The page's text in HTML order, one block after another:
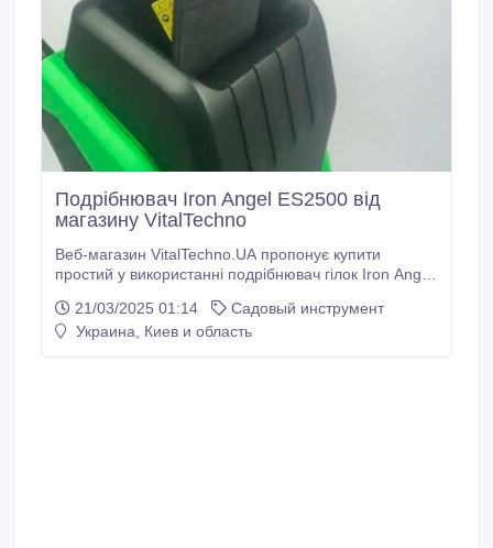
Подрібнювач Iron Angel ES2500 від
магазину VitalTechno
Веб-магазин VitalTechno.UA пропонує купити
простий у використанні подрібнювач гілок Iron Angel
Iron Angel ES2500: електричний двигун потужністю
2.5 кВт, живлення від мережі 220 В, призначений
21/03/2025 01:14
Садовый инструмент
Украина, Киев и область